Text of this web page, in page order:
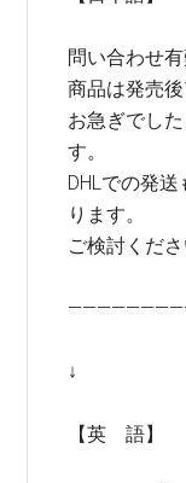
問い合わせ有
商品は発売
お急ぎでし
す。
DHLでの発
ります。
ご検討くださ
↓
【英 語】